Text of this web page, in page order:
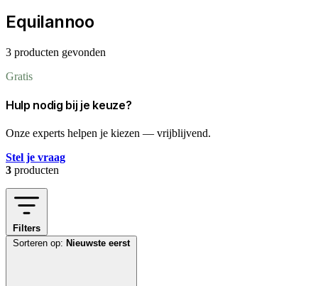
Equilannoo
3 producten gevonden
Gratis
Hulp nodig bij je keuze?
Onze experts helpen je kiezen — vrijblijvend.
Stel je vraag
3 producten
Filters
Sorteren op: Nieuwste eerst